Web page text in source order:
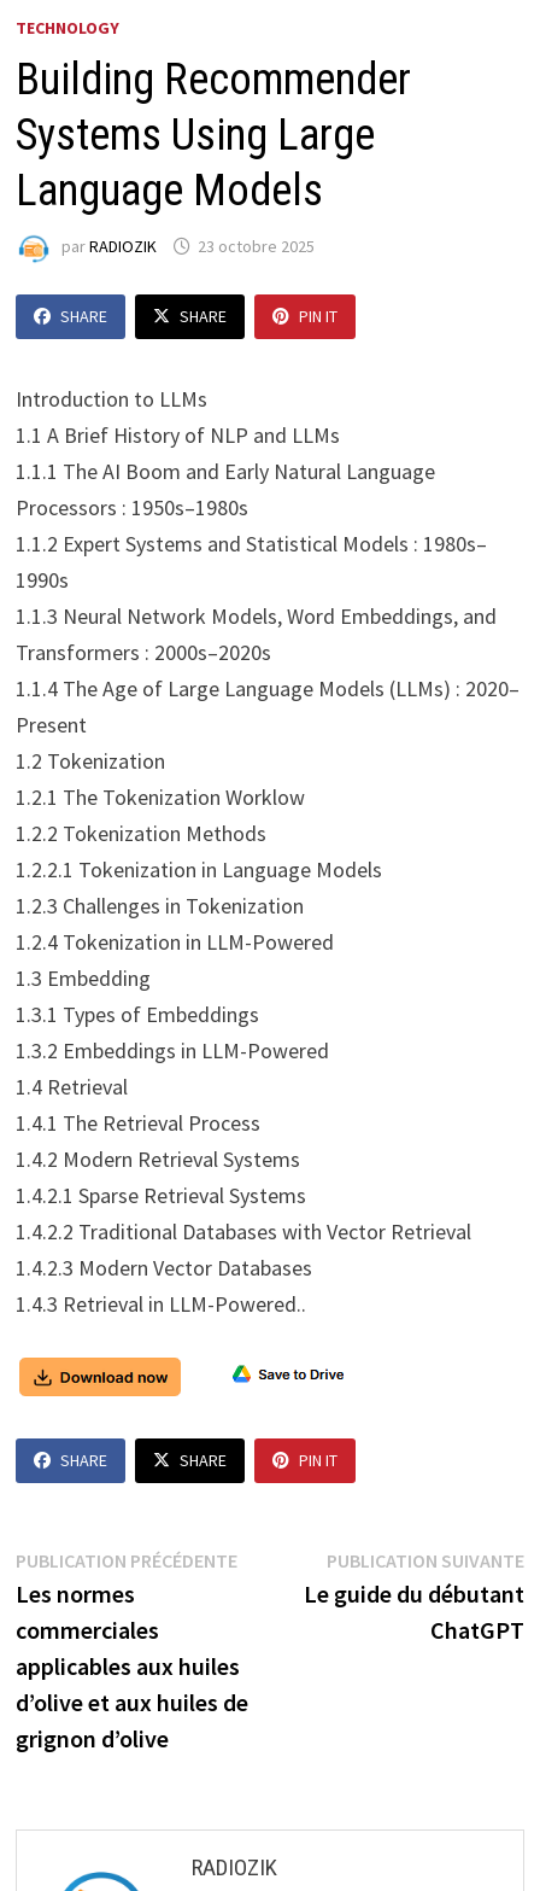
TECHNOLOGY
Building Recommender
Systems Using Large
Language Models
parRADIOZIK 23 octobre 2025
SHARE SHARE PIN IT
Introduction to LLMs
1.1 A Brief History of NLP and LLMs
1.1.1 The AI Boom and Early Natural Language
Processors : 1950s–1980s
1.1.2 Expert Systems and Statistical Models : 1980s–
1990s
1.1.3 Neural Network Models, Word Embeddings, and
Transformers : 2000s–2020s
1.1.4 The Age of Large Language Models (LLMs) : 2020–
Present
1.2 Tokenization
1.2.1 The Tokenization Worklow
1.2.2 Tokenization Methods
1.2.2.1 Tokenization in Language Models
1.2.3 Challenges in Tokenization
1.2.4 Tokenization in LLM-Powered
1.3 Embedding
1.3.1 Types of Embeddings
1.3.2 Embeddings in LLM-Powered
1.4 Retrieval
1.4.1 The Retrieval Process
1.4.2 Modern Retrieval Systems
1.4.2.1 Sparse Retrieval Systems
1.4.2.2 Traditional Databases with Vector Retrieval
1.4.2.3 Modern Vector Databases
1.4.3 Retrieval in LLM-Powered..
SHARE SHARE PIN IT
Navigation
de
l’article
PUBLICATION PRÉCÉDENTEPublication
précédente :
Les normes
commerciales
applicables aux huiles
d’olive et aux huiles de
grignon d’olive
PUBLICATION SUIVANTE
Le guide du débutant
ChatGPT
RADIOZIK